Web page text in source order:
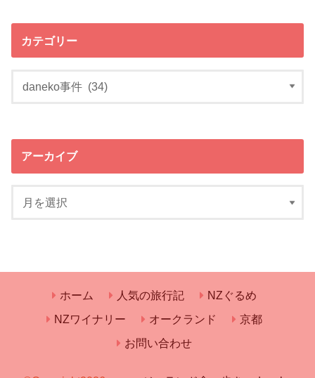
カテゴリー
アーカイブ
ホーム 人気の旅行記
NZぐるめ
NZワイナリー
オークランド
京都
お問い合わせ